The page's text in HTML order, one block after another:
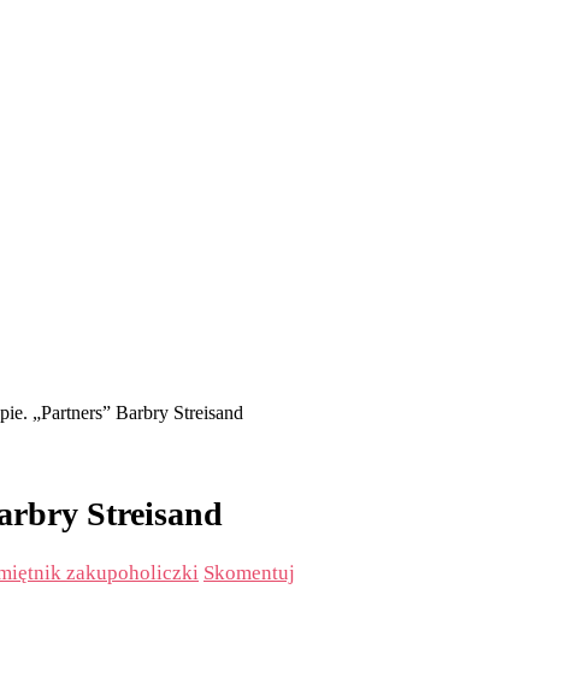
„Partners” Barbry Streisand
Streisand
zakupoholiczki Skomentuj